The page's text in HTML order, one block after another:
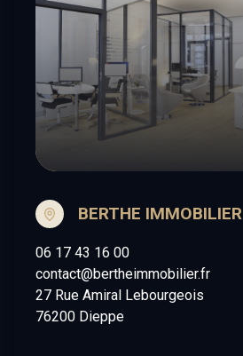
BERTHE IMMOBILIER
06 17 43 16 00
contact@bertheimmobilier.fr
27 Rue Amiral Lebourgeois
76200 Dieppe